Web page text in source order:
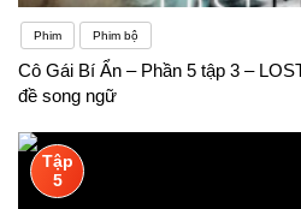
Phim Phim bộ
Cô Gái Bí Ẩn – Phần 5 tập 3 –
đề song ngữ
Tập
5